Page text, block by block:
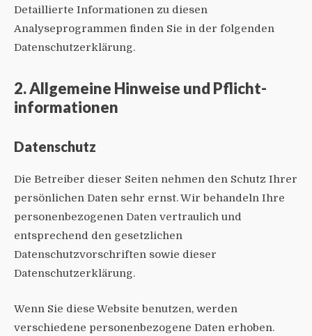
Detaillierte Informationen zu diesen
Analyseprogrammen finden Sie in der folgenden
Datenschutzerklärung.
2. Allgemeine Hinweise und Pflicht­
informationen
Datenschutz
Die Betreiber dieser Seiten nehmen den Schutz Ihrer
persönlichen Daten sehr ernst. Wir behandeln Ihre
personenbezogenen Daten vertraulich und
entsprechend den gesetzlichen
Datenschutzvorschriften sowie dieser
Datenschutzerklärung.
Wenn Sie diese Website benutzen, werden
verschiedene personenbezogene Daten erhoben.